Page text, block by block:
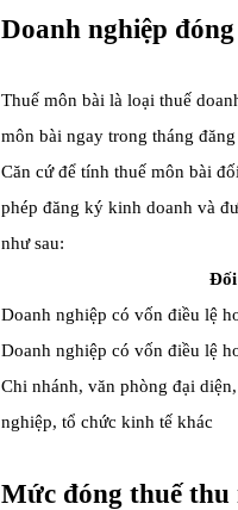
Doanh nghiệp
Thuế môn bài là loại thuế
môn bài ngay trong tháng
Căn cứ để tính thuế môn bài
phép đăng ký kinh doanh và
như sau:
Doanh nghiệp có vốn điều lệ
Doanh nghiệp có vốn điều lệ
Chi nhánh, văn phòng đại
nghiệp, tổ chức kinh tế khác
Mức đóng thuế thu